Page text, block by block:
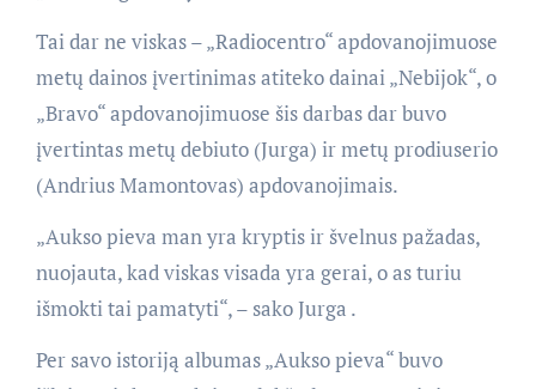
Tai dar ne viskas – „Radiocentro“ apdovanojimuose
metų dainos įvertinimas atiteko dainai „Nebijok“, o
„Bravo“ apdovanojimuose šis darbas dar buvo
įvertintas metų debiuto (Jurga) ir metų prodiuserio
(Andrius Mamontovas) apdovanojimais.
„Aukso pieva man yra kryptis ir švelnus pažadas,
nuojauta, kad viskas visada yra gerai, o as turiu
išmokti tai pamatyti“, – sako Jurga .
Per savo istoriją albumas „Aukso pieva“ buvo